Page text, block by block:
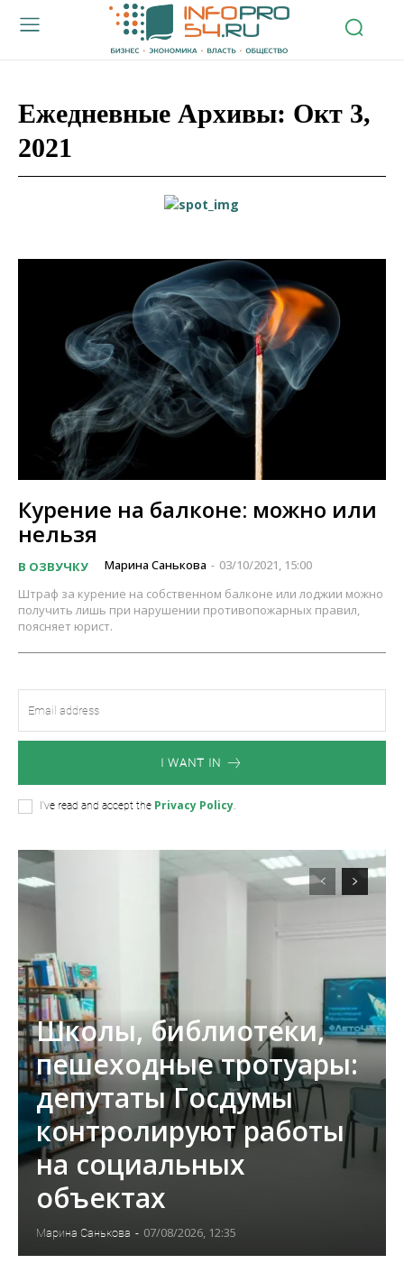
Ежедневные Архивы: Окт 3,
2021
Курение на балконе: можно или
нельзя
В ОЗВУЧКУ Марина Санькова - 03/10/2021, 15:00
Штраф за курение на собственном балконе или лоджии можно
получить лишь при нарушении противопожарных правил,
поясняет юрист.
I WANT IN
I've read and accept the Privacy Policy.
Школы, библиотеки,
пешеходные тротуары:
депутаты Госдумы
контролируют работы
на социальных
объектах
Марина Санькова - 07/08/2026, 12:35